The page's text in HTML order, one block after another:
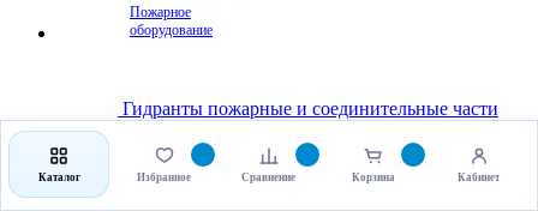
Пожарное
оборудование
Гидранты пожарные и соединительные части
Клапаны пожарные
Каталог Избранное Сравнение Корзина Кабинет